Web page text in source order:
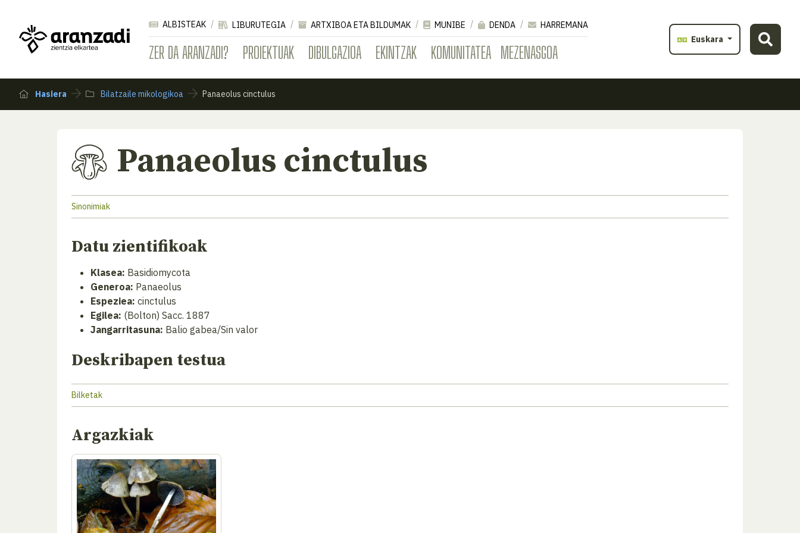
ZER DA ARANZADI? PROIEKTUAK DIBULGAZIOA EKINTZAK KOMUNITATEA MEZENASGOA
ALBISTEAK LIBURUTEGIA ARTXIBOA ETA BILDUMAK MUNIBE DENDA
HARREMANA
Euskara
Hasiera Bilatzaile mikologikoa Panaeolus cinctulus
Panaeolus cinctulus
Sinonimiak
Datu zientifikoak
Klasea: Basidiomycota
Generoa: Panaeolus
Espeziea: cinctulus
Egilea: (Bolton) Sacc. 1887
Jangarritasuna: Balio gabea/Sin valor
Deskribapen testua
Bilketak
Argazkiak